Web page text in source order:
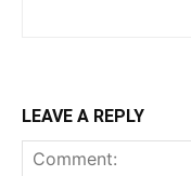
LEAVE A REPLY